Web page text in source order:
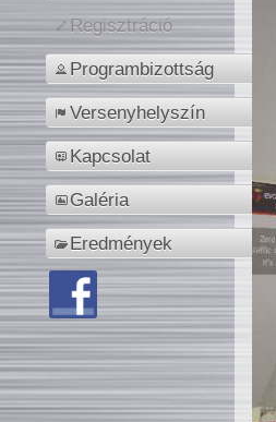
Regisztráció
Programbizottság
Versenyhelyszín
Kapcsolat
Galéria
Eredmények